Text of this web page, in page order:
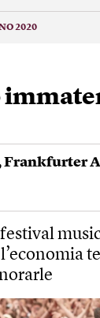
2020
Frankfurter